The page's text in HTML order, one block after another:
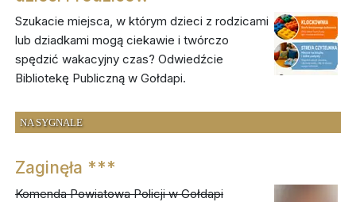
Szukacie miejsca, w którym dzieci z rodzicami
lub dziadkami mogą ciekawie i twórczo
spędzić wakacyjny czas? Odwiedźcie
Bibliotekę Publiczną w Gołdapi.
NA SYGNALE
Zaginęła ***
Komenda Powiatowa Policji w Gołdapi